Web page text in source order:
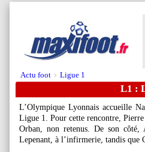
Actu foot > Ligue 1
L1 :
L’Olympique Lyonnais accueille
Ligue 1. Pour cette rencontre,
Orban, non retenus. De son côté,
Lepenant, à l’infirmerie, tandis que